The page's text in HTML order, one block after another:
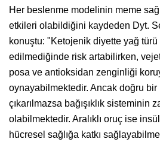
Her beslenme modelinin meme
etkileri olabildiğini kaydeden Dyt.
konuştu: "Ketojenik diyette yağ
edilmediğinde risk artabilirken,
posa ve antioksidan zenginliği
oynayabilmektedir. Ancak doğru bir
çıkarılmazsa bağışıklık sisteminin
olabilmektedir. Aralıklı oruç ise
hücresel sağlığa katkı